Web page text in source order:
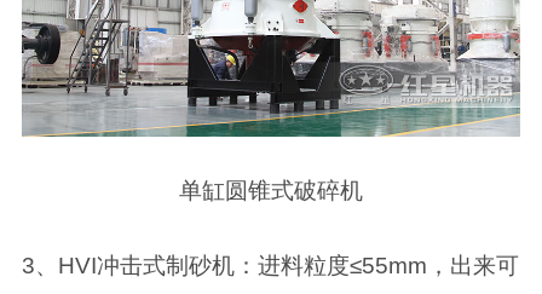
单缸圆锥式破碎机
3、HVI冲击式制砂机：进料粒度≤55mm，出来可